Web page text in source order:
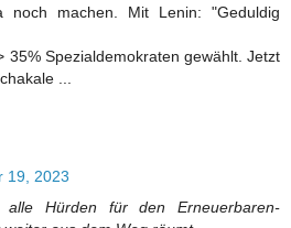
noch machen. Mit Lenin: "Geduldig
35% Spezialdemokraten gewählt. Jetzt
...
19, 2023
alle Hürden für den Erneuerbaren-